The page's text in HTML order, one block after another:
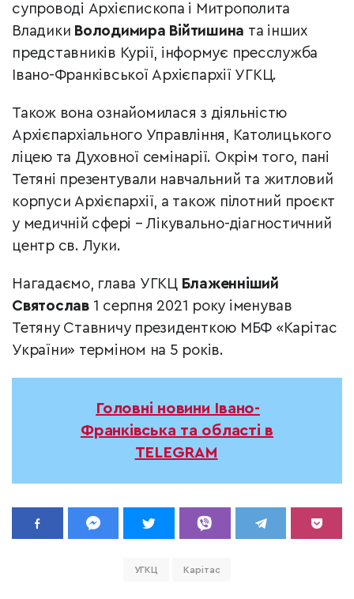
супроводі Архієпископа і Митрополита
Владики Володимира Війтишина та інших
представників Курії, інформує пресслужба
Івано-Франківської Архієпархії УГКЦ.
Також вона ознайомилася з діяльністю
Архієпархіального Управління, Католицького
ліцею та Духовної семінарії. Окрім того, пані
Тетяні презентували навчальний та житловий
корпуси Архієпархії, а також пілотний проєкт
у медичній сфері – Лікувально-діагностичний
центр св. Луки.
Нагадаємо, глава УГКЦ Блаженніший
Святослав 1 серпня 2021 року іменував
Тетяну Ставничу президенткою МБФ «Карітас
України» терміном на 5 років.
Головні новини Івано-
Франківська та області в
TELEGRAM
УГКЦ Карітас